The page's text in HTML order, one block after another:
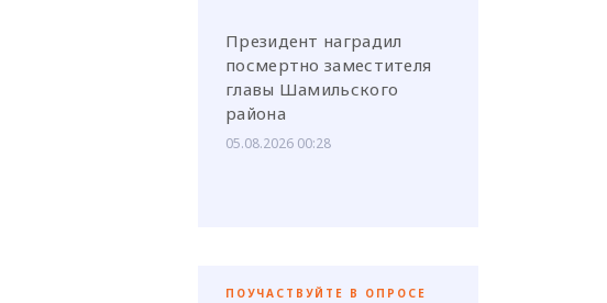
Президент наградил
посмертно заместителя
главы Шамильского
района
05.08.2026 00:28
ПОУЧАСТВУЙТЕ В ОПРОСЕ